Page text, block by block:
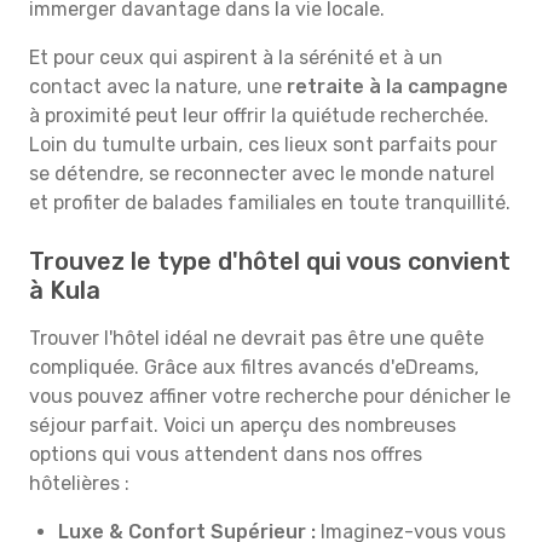
immerger davantage dans la vie locale.
Et pour ceux qui aspirent à la sérénité et à un
contact avec la nature, une retraite à la campagne
à proximité peut leur offrir la quiétude recherchée.
Loin du tumulte urbain, ces lieux sont parfaits pour
se détendre, se reconnecter avec le monde naturel
et profiter de balades familiales en toute tranquillité.
Trouvez le type d'hôtel qui vous convient
à Kula
Trouver l'hôtel idéal ne devrait pas être une quête
compliquée. Grâce aux filtres avancés d'eDreams,
vous pouvez affiner votre recherche pour dénicher le
séjour parfait. Voici un aperçu des nombreuses
options qui vous attendent dans nos offres
hôtelières :
Luxe & Confort Supérieur : Imaginez-vous vous